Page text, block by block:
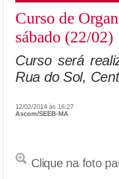
Curso de
sábado (22/02)
Curso será
Rua do Sol,
12/02/2014 às 16:27
Ascom/SEEB-MA
Clique na foto